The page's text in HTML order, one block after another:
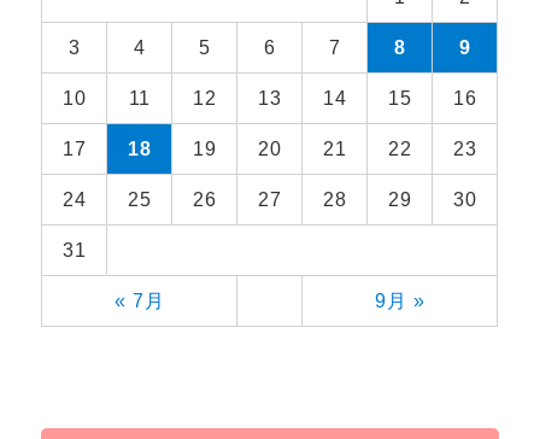
« 7月 9月 »
3 4 5 6 7 8 9
10 11 12 13 14 15 16
17 18 19 20 21 22 23
24 25 26 27 28 29 30
31